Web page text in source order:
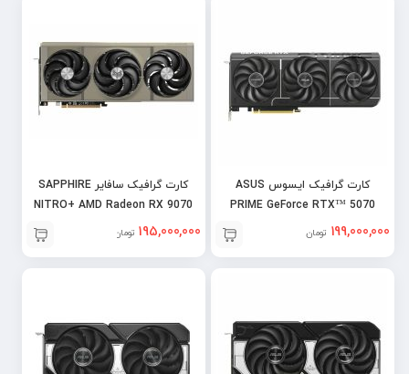
کارت گرافیک ایسوس ASUS
PRIME GeForce RTX™ 5070
199,000,000 تومان
کارت گرافیک سافایر SAPPHIRE
NITRO+ AMD Radeon RX 9070
XT OC 16GB195,000,000 تومان